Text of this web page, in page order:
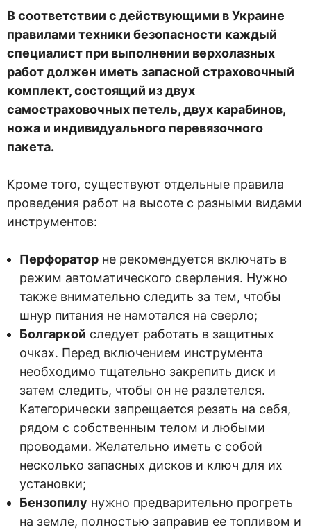
В соответствии с действующими в Украине
правилами техники безопасности каждый
специалист при выполнении верхолазных
работ должен иметь запасной страховочный
комплект, состоящий из двух
самостраховочных петель, двух карабинов,
ножа и индивидуального перевязочного
пакета.
Кроме того, существуют отдельные правила
проведения работ на высоте с разными видами
инструментов:
Перфоратор не рекомендуется включать в
режим автоматического сверления. Нужно
также внимательно следить за тем, чтобы
шнур питания не намотался на сверло;
Болгаркой следует работать в защитных
очках. Перед включением инструмента
необходимо тщательно закрепить диск и
затем следить, чтобы он не разлетелся.
Категорически запрещается резать на себя,
рядом с собственным телом и любыми
проводами. Желательно иметь с собой
несколько запасных дисков и ключ для их
установки;
Бензопилу нужно предварительно прогреть
на земле, полностью заправив ее топливом и